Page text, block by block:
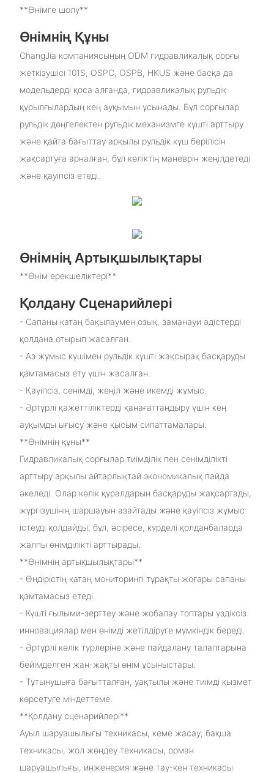
**Өнімге шолу**
Өнімнің Құны
ChangJia компаниясының ODM гидравликалық сорғы
жеткізушісі 101S, OSPC, OSPB, HKUS және басқа да
модельдерді қоса алғанда, гидравликалық рульдік
құрылғылардың кең ауқымын ұсынады. Бұл сорғылар
рульдік дөңгелектен рульдік механизмге күшті арттыру
және қайта бағыттау арқылы рульдік күш берілісін
жақсартуға арналған, бұл көліктің маневрін жеңілдетеді
және қауіпсіз етеді.
Өнімнің Артықшылықтары
**Өнім ерекшеліктері**
Қолдану Сценарийлері
- Сапаны қатаң бақылаумен озық, заманауи әдістерді
қолдана отырып жасалған.
- Аз жұмыс күшімен рульдік күшті жақсырақ басқаруды
қамтамасыз ету үшін жасалған.
- Қауіпсіз, сенімді, жеңіл және икемді жұмыс.
- Әртүрлі қажеттіліктерді қанағаттандыру үшін кең
ауқымды ығысу және қысым сипаттамалары.
**Өнімнің құны**
Гидравликалық сорғылар тиімділік пен сенімділікті
арттыру арқылы айтарлықтай экономикалық пайда
әкеледі. Олар көлік құралдарын басқаруды жақсартады,
жүргізушінің шаршауын азайтады және қауіпсіз жұмыс
істеуді қолдайды, бұл, әсіресе, күрделі қолданбаларда
жалпы өнімділікті арттырады.
**Өнімнің артықшылықтары**
- Өндірістің қатаң мониторингі тұрақты жоғары сапаны
қамтамасыз етеді.
- Күшті ғылыми-зерттеу және жобалау топтары үздіксіз
инновациялар мен өнімді жетілдіруге мүмкіндік береді.
- Әртүрлі көлік түрлеріне және пайдалану талаптарына
бейімделген жан-жақты өнім ұсыныстары.
- Тұтынушыға бағытталған, уақтылы және тиімді қызмет
көрсетуге міндеттеме.
**Қолдану сценарийлері**
Ауыл шаруашылығы техникасы, кеме жасау, бақша
техникасы, жол жөндеу техникасы, орман
шаруашылығы, инженерия және тау-кен техникасы